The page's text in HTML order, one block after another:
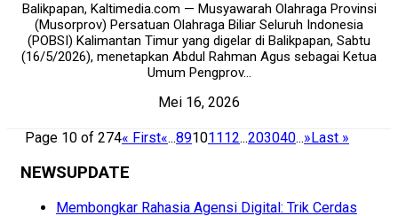
Balikpapan, Kaltimedia.com — Musyawarah Olahraga Provinsi
(Musorprov) Persatuan Olahraga Biliar Seluruh Indonesia
(POBSI) Kalimantan Timur yang digelar di Balikpapan, Sabtu
(16/5/2026), menetapkan Abdul Rahman Agus sebagai Ketua
Umum Pengprov...
Mei 16, 2026
Page 10 of 274« First«...891011 12...203040...» Last »
NEWSUPDATE
Membongkar Rahasia Agensi Digital: Trik Cerdas